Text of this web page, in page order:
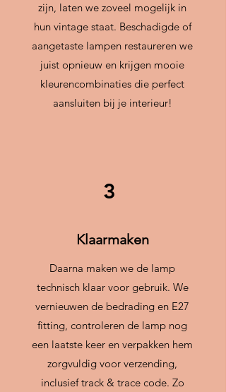
zijn, laten we zoveel mogelijk in
hun vintage staat. Beschadigde of
aangetaste lampen restaureren we
juist opnieuw en krijgen mooie
kleurencombinaties die perfect
aansluiten bij je interieur!
3
Klaarmaken
Daarna maken we de lamp
technisch klaar voor gebruik. We
vernieuwen de bedrading en E27
fitting, controleren de lamp nog
een laatste keer en verpakken hem
zorgvuldig voor verzending,
inclusief track & trace code. Zo